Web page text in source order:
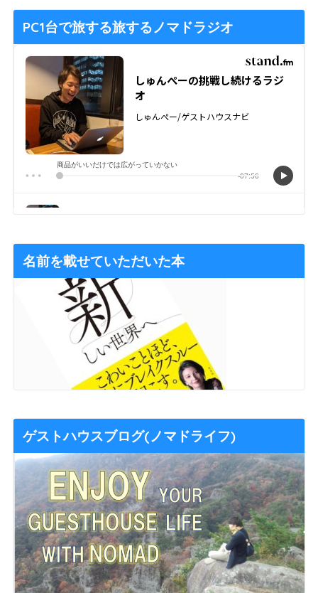
PC1台で旅する旅するノマドラジオ
名前を載せていただいた本
ゲストハウスブログ(ノマドライフ)